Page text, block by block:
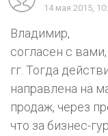
14 мая 2015,
Владимир,
согласен с
гг. Тогда
направлена на
продаж, через
что за бизнес-